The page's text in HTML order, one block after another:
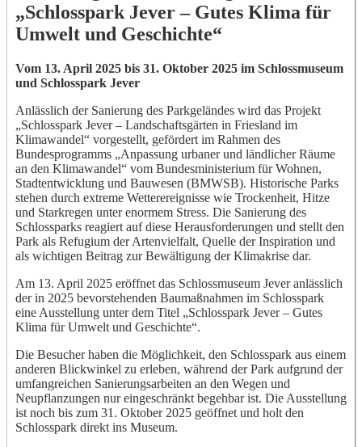
„Schlosspark Jever – Gutes Klima für
Umwelt und Geschichte“
Vom 13. April 2025 bis 31. Oktober 2025 im Schlossmuseum
und Schlosspark Jever
Anlässlich der Sanierung des Parkgeländes wird das Projekt
„Schlosspark Jever – Landschaftsgärten in Friesland im
Klimawandel“ vorgestellt, gefördert im Rahmen des
Bundesprogramms „Anpassung urbaner und ländlicher Räume
an den Klimawandel“ vom Bundesministerium für Wohnen,
Stadtentwicklung und Bauwesen (BMWSB). Historische Parks
stehen durch extreme Wetterereignisse wie Trockenheit, Hitze
und Starkregen unter enormem Stress. Die Sanierung des
Schlossparks reagiert auf diese Herausforderungen und stellt den
Park als Refugium der Artenvielfalt, Quelle der Inspiration und
als wichtigen Beitrag zur Bewältigung der Klimakrise dar.
Am 13. April 2025 eröffnet das Schlossmuseum Jever anlässlich
der in 2025 bevorstehenden Baumaßnahmen im Schlosspark
eine Ausstellung unter dem Titel „Schlosspark Jever – Gutes
Klima für Umwelt und Geschichte“.
Die Besucher haben die Möglichkeit, den Schlosspark aus einem
anderen Blickwinkel zu erleben, während der Park aufgrund der
umfangreichen Sanierungsarbeiten an den Wegen und
Neupflanzungen nur eingeschränkt begehbar ist. Die Ausstellung
ist noch bis zum 31. Oktober 2025 geöffnet und holt den
Schlosspark direkt ins Museum.